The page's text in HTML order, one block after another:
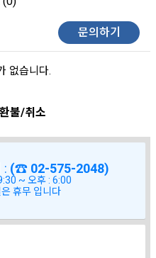
문의하기
없습니다.
불/취소
: (☎ 02-575-2048)
~ 오후 : 6:00
휴무 입니다